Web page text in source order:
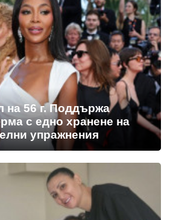
56 г. Поддържа
с едно хранене на
упражнения